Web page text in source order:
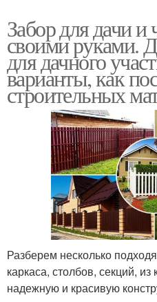
Забор для дачи и
своими руками.
для дачного
варианты, как
строительных
Разберем несколько
каркаса, столбов, секций,
надежную и красивую